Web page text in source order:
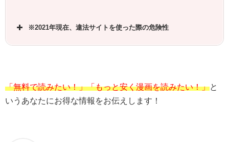
※2021年現在、違法サイトを使った際の危険性
「無料で読みたい！」「もっと安く漫画を読みたい！」と
いうあなたにお得な情報をお伝えします！